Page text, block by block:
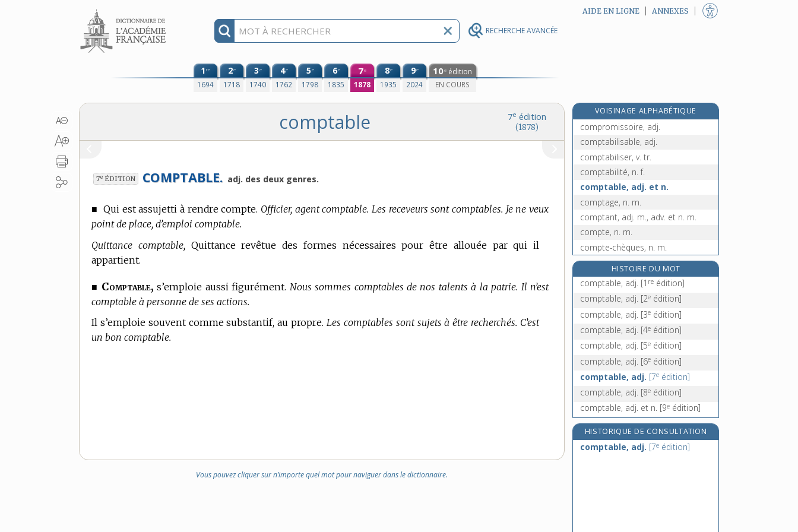
RECHERCHE AVANCÉE
Aller au contenu AIDE EN LIGNE ANNEXES
1re
1694
2e
1718
3e
1740
4e
1762
5e
1798
6e
1835
7e
1878
8e
1935
9e
2024
10e édition
EN COURS
7e édition
(1878)
comptable
7e ÉDITION COMPTABLE. adj. des deux genres.
■Qui est assujetti à rendre compte. Officier, agent comptable. Les receveurs sont comptables. Je ne veux
point de place, d’emploi comptable.
Quittance comptable, Quittance revêtue des formes nécessaires pour être allouée par qui il
appartient.
■ Comptable, s’emploie aussi figurément. Nous sommes comptables de nos talents à la patrie. Il n’est
comptable à personne de ses actions.
Il s’emploie souvent comme substantif, au propre.Les comptables sont sujets à être recherchés. C’est
un bon comptable.
Vous pouvez cliquer sur n’importe quel mot pour naviguer dans le dictionnaire.
VOISINAGE ALPHABÉTIQUE
compromission, n. f.
compromissoire, adj.
comptabilisable, adj.
comptabiliser, v. tr.
comptabilité, n. f.
comptable, adj. et n.
comptage, n. m.
comptant, adj. m., adv. et n. m.
compte, n. m.
compte-chèques, n. m.
compte-fils, n. m. inv.
compte-gouttes, n. m. inv.
compter, v. tr. et intr.
compte rendu, n. m.
HISTOIRE DU MOT
comptable, adj. [1 re édition]
comptable, adj. [2e édition]
comptable, adj. [3e édition]
comptable, adj. [4e édition]
comptable, adj. [5e édition]
comptable, adj. [6e édition]
comptable, adj. [7e édition]
comptable, adj. [8e édition]
comptable, adj. et n. [9e édition]
HISTORIQUE DE CONSULTATION
comptable, adj. [7e édition]